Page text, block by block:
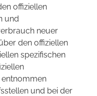
offiziellen
und
neuer
den offiziellen
spezifischen
und bei der